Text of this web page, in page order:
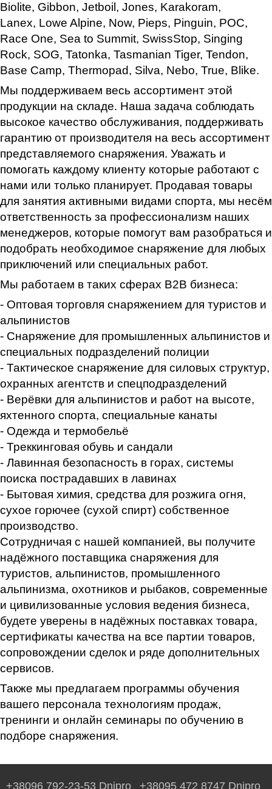
Biolite, Gibbon, Jetboil, Jones, Karakoram,
Lanex, Lowe Alpine, Now, Pieps, Pinguin, POC,
Race One, Sea to Summit, SwissStop, Singing
Rock, SOG, Tatonka, Tasmanian Tiger, Tendon,
Base Camp, Thermopad, Silva, Nebo, True, Blike.
Мы поддерживаем весь ассортимент этой
продукции на складе. Наша задача соблюдать
высокое качество обслуживания, поддерживать
гарантию от производителя на весь ассортимент
представляемого снаряжения. Уважать и
помогать каждому клиенту которые работают с
нами или только планирует. Продавая товары
для занятия активными видами спорта, мы несём
ответственность за профессионализм наших
менеджеров, которые помогут вам разобраться и
подобрать необходимое снаряжение для любых
приключений или специальных работ.
Мы работаем в таких сферах В2В бизнеса:
- Оптовая торговля снаряжением для туристов и
альпинистов
- Снаряжение для промышленных альпинистов и
специальных подразделений полиции
- Тактическое снаряжение для силовых структур,
охранных агентств и спецподразделений
- Верёвки для альпинистов и работ на высоте,
яхтенного спорта, специальные канаты
- Одежда и термобельё
- Треккинговая обувь и сандали
- Лавинная безопасность в горах, системы
поиска пострадавших в лавинах
- Бытовая химия, средства для розжига огня,
сухое горючее (сухой спирт) собственное
производство.
Сотрудничая с нашей компанией, вы получите
надёжного поставщика снаряжения для
туристов, альпинистов, промышленного
альпинизма, охотников и рыбаков, современные
и цивилизованные условия ведения бизнеса,
будете уверены в надёжных поставках товара,
сертификаты качества на все партии товаров,
сопровождении сделок и ряде дополнительных
сервисов.
Также мы предлагаем программы обучения
вашего персонала технологиям продаж,
тренинги и онлайн семинары по обучению в
подборе снаряжения.
+38096 792-23-53 Dnipro +38095 472 8747 Dnipro